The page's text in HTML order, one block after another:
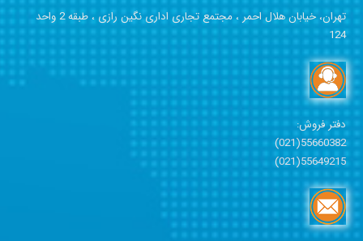
تهران، خیابان هلال احمر ،مجتمع تجاری اداری نگین رازی ،
طبقه 2 واحد
124
دفتر فروش:
55660382(021)
55649215(021)